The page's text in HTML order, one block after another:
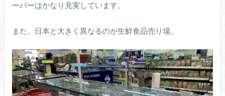
ーパーはかなり充実しています。
また、日本と大きく異なるのが生鮮食品売り場。